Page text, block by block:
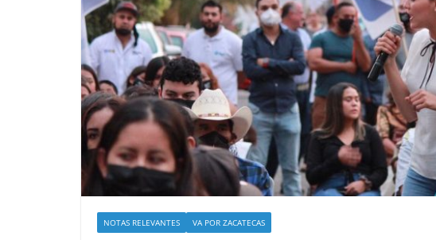
NOTAS RELEVANTES VA POR ZACATECAS